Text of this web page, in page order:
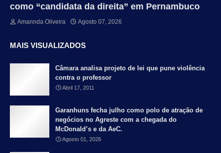
como “candidata da direita” em Pernambuco
Amannda Oliveira Agosto 07, 2026
MAIS VISUALIZADOS
Câmara analisa projeto de lei que pune violência
contra o professor
Abril 17, 2011
Garanhuns fecha julho como polo de atração de
negócios no Agreste com a chegada do
McDonald’s e da AeC.
Agosto 01, 2026